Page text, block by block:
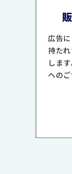
広告
持た
しま
への